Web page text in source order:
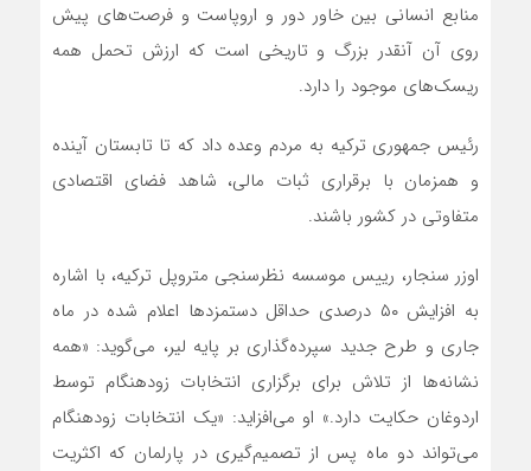
منابع انسانی بین خاور دور و اروپاست و فرصت‌های پیش
روی آن آنقدر بزرگ و تاریخی است که ارزش تحمل همه
ریسک‌های موجود را دارد.
رئیس جمهوری ترکیه به مردم وعده داد که تا تابستان آینده
و همزمان با برقراری ثبات مالی، شاهد فضای اقتصادی
متفاوتی در کشور باشند.
اوزر سنجار، رییس موسسه نظرسنجی متروپل ترکیه، با اشاره
به افزایش ۵۰ درصدی حداقل دستمزدها اعلام شده در ماه
جاری و طرح جدید سپرده‌گذاری بر پایه لیر، می‌گوید: «همه
نشانه‌ها از تلاش برای برگزاری انتخابات زودهنگام توسط
اردوغان حکایت دارد.» او می‌افزاید: «یک انتخابات زودهنگام
می‌تواند دو ماه پس از تصمیم‌گیری در پارلمان که اکثریت